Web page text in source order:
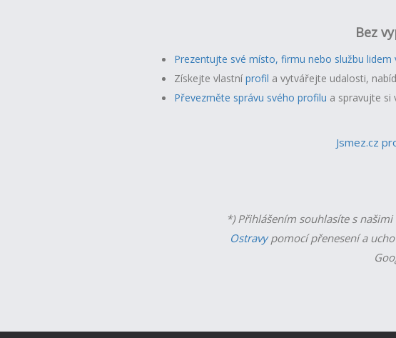
Bez
Prezentujte své místo, firmu nebo službu lidem
Získejte vlastní profil a vytvářejte udalosti,
Převezměte správu svého profilu a spravujte si
Jsmez.cz
*) Přihlášením souhlasíte s našimi
Ostravypomocí přenesení a